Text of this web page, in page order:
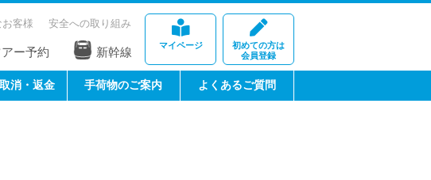
マイページ
初めての方は
会員登録
客様 安全への取り組み
ー予約 新幹線
消・返金 手荷物のご案内 よくあるご質問